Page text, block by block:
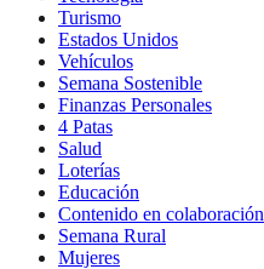
Turismo
Estados Unidos
Vehículos
Semana Sostenible
Finanzas Personales
4 Patas
Salud
Loterías
Educación
Contenido en colaboración
Semana Rural
Mujeres